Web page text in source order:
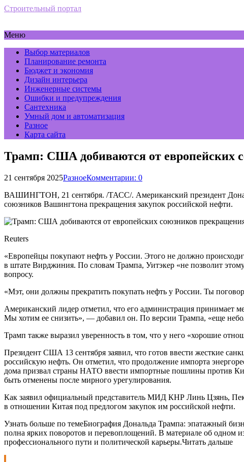
Строительный портал
Меню
Выбор материалов
Планирование ремонта
Бюджет и экономия
Дизайн интерьера
Инженерные системы
Ошибки и предупреждения
Сантехника
Умный дом и автоматизация
Разное
Карта сайта
Трамп: США добиваются от европейских
21 сентября 2025РазноеКомментарии: 0
ВАШИНГТОН, 21 сентября. /ТАСС/. Американский президент
союзников Вашингтона прекращения закупок российской нефти.
Reuters
«Европейцы покупают нефть у России. Этого не должно
в штате Вирджиния. По словам Трампа, Уитэкер «не позволит
вопросу.
«Мэт, они должны прекратить покупать нефть у России. Ты
Американский лидер отметил, что его администрация
Мы хотим ее снизить», — добавил он. По версии Трампа, «еще
Трамп также выразил уверенность в том, что у него «хорошие
Президент США 13 сентября заявил, что готов ввести жесткие
российскую нефть. Он отметил, что продолжение импорта
дома призвал страны НАТО ввести импортные пошлины против
быть отменены после мирного урегулирования.
Как заявил официальный представитель МИД КНР Линь Цзянь,
в отношении Китая под предлогом закупок им российской нефти.
Узнать больше по темеБиография Дональда Трампа: эпатажный
полна ярких поворотов и перевоплощений. В материале об одном
профессионального пути и политической карьеры.Читать дальше